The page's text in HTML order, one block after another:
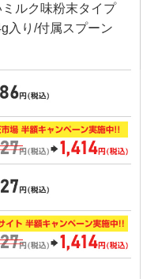
ルク味粉末タイプ
入り/付属スプーン